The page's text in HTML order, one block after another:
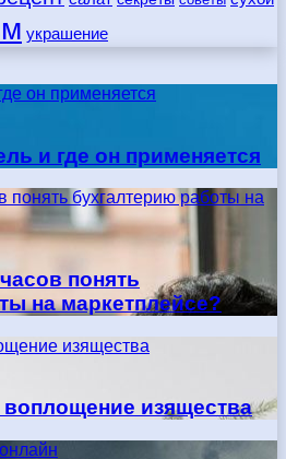
украшение
он применяется
и где он применяется
понять бухгалтерию работы на
понять
на маркетплейсе?
изящества
изящества